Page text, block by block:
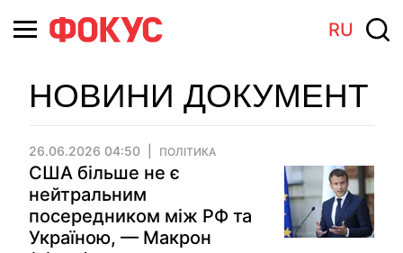
RU
НОВИНИ ДОКУМЕНТ
26.06.2026 04:50 ПОЛІТИКА
США більше не є
нейтральним
посередником між РФ та
Україною, — Макрон